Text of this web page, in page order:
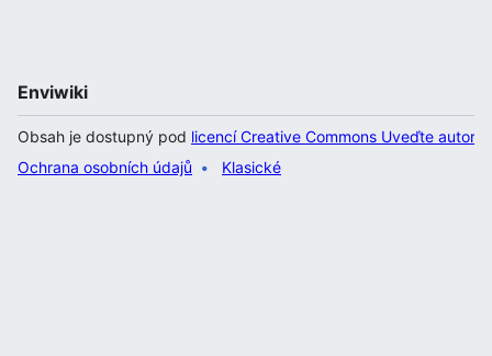
Enviwiki
Obsah je dostupný pod licencí Creative Commons Uveďte
Ochrana osobních údajů
Klasické